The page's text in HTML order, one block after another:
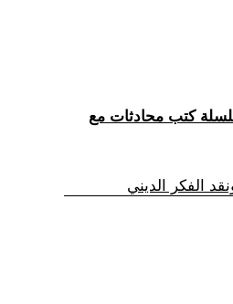
كتب محادثات مع
الفكر الديني